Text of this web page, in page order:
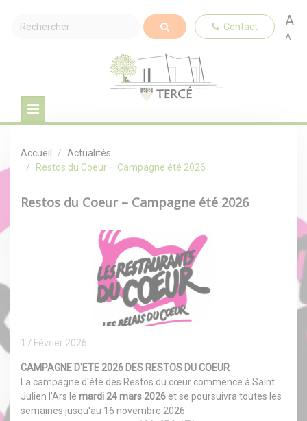
Contact A
A
Accueil
Actualités
Restos du Coeur – Campagne été 2026
Restos du Coeur – Campagne été 2026
17 Février 2026
CAMPAGNE D'ETE 2026 DES RESTOS DU COEUR
La campagne d'été des Restos du cœur commence à Saint
Julien l'Ars le mardi 24 mars 2026 et se poursuivra toutes les
semaines jusqu'au 16 novembre 2026.